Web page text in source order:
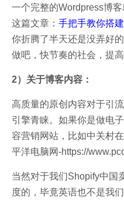
一个完整的Wordpress博
这篇文章： 手把手教你搭
你折腾了半天还是没弄好
做吧，快节奏的社会，提高
2）关于博客内容：
高质量的原创内容对于引
引擎青睐。如果你是做电
容营销网站，比如中关村
平洋电脑网-https://
当然对于我们Shopify中国
度的，毕竟英语也不是我